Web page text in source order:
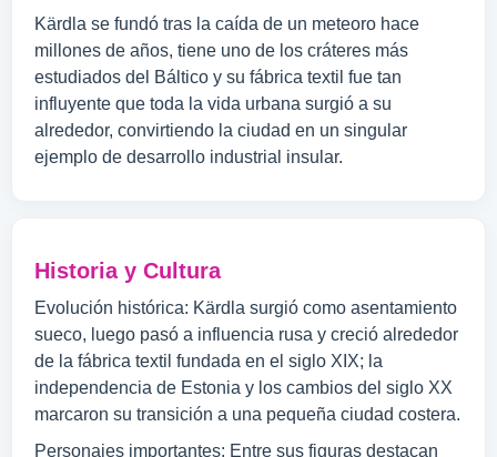
Kärdla se fundó tras la caída de un meteoro hace
millones de años, tiene uno de los cráteres más
estudiados del Báltico y su fábrica textil fue tan
influyente que toda la vida urbana surgió a su
alrededor, convirtiendo la ciudad en un singular
ejemplo de desarrollo industrial insular.
Historia y Cultura
Evolución histórica: Kärdla surgió como asentamiento
sueco, luego pasó a influencia rusa y creció alrededor
de la fábrica textil fundada en el siglo XIX; la
independencia de Estonia y los cambios del siglo XX
marcaron su transición a una pequeña ciudad costera.
Personajes importantes: Entre sus figuras destacan